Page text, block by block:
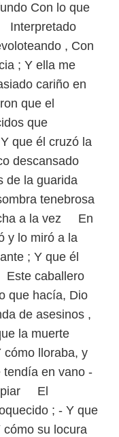
Con lo que
Interpretado
, Con
; Y ella me
cariño en
que el
que
que él cruzó la
descansado
de la guarida
tenebrosa
a la vez En
y lo miró a la
; Y que él
caballero
que hacía, Dio
de asesinos ,
la muerte
lloraba, y
tendía en vano -
El
; - Y que
su locura